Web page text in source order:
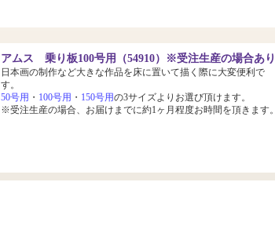
アムス 乗り板100号用（54910）※受注生産の場合あり
日本画の制作など大きな作品を床に置いて描く際に大変便利で
す。
50号用 ・ 100号用 ・ 150号用の3サイズよりお選び頂けます。
※受注生産の場合、お届けまでに約1ヶ月程度お時間を頂きます。